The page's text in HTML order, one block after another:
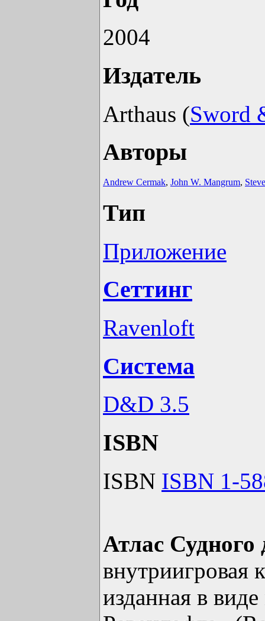
2004
Издатель
Arthaus (Sword
Авторы
Andrew Cermak, John W. Mangrum,
Тип
Приложение
Сеттинг
Ravenloft
Система
D&D 3.5
ISBN
ISBN ISBN 1-
Атлас Судного
внутриигровая
изданная в